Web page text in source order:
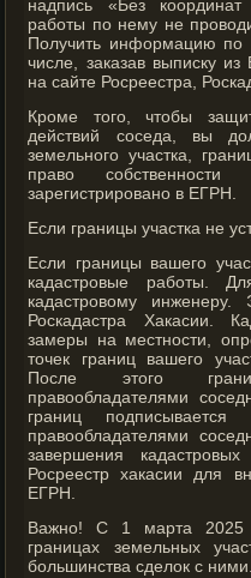
надпись «Без координат
работы по нему не
Получить информацию по
числе, заказав выписку
на сайте Росреестра,
Кроме того, чтобы
действий соседа, вы
земельного участка,
право
зарегистрировано в ЕГРН.
Если границы участка не
Если границы вашего
кадастровые работы.
кадастровому
Роскадастра Хакасии.
замеры на местности,
точек границ вашего
После этого
правообладателями
границ
правообладателями
завершения
Росреестр хакасии для
ЕГРН.
Важно! С 1 марта 2025
границах земельных
большинства сделок с ними.